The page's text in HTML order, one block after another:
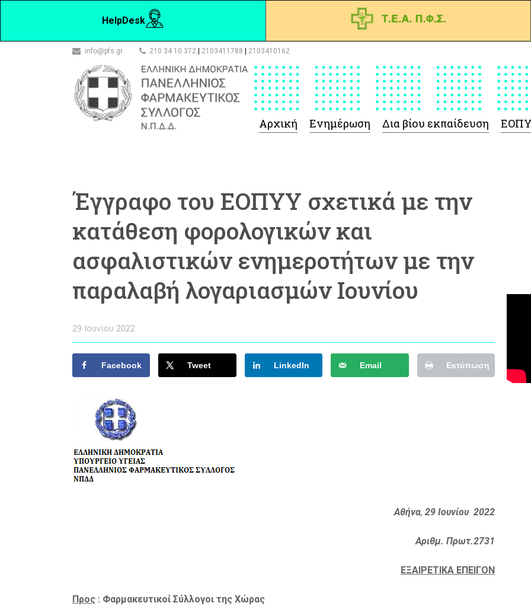
HelpDesk
info@pfs.gr 210 34 10 372 2103411788 2103410162
Αρχική Ενημέρωση Δια βίου εκπαίδευση
Έγγραφο του ΕΟΠΥΥ σχετικά με την
κατάθεση φορολογικών και
ασφαλιστικών ενημεροτήτων με την
παραλαβή λογαριασμών Ιουνίου
29 Ιουνίου 2022
Facebook Tweet LinkedIn Email Εκτύπωση
Αθήνα,29 Ιουνίου 2022
Αριθμ. Πρωτ.2731
EΞAIPETIKA EΠEIΓON
Προς : Φαρμακευτικοί Σύλλογοι της Χώρας